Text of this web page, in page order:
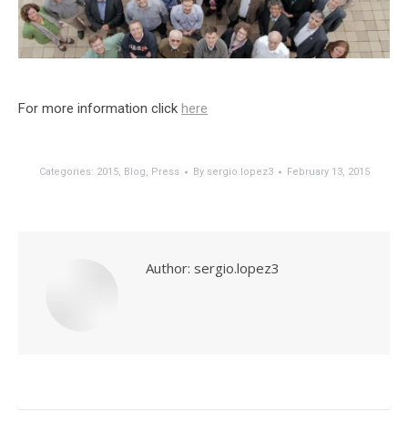
For more information click here
Categories: 2015, Blog, Press By sergio.lopez3 February 13, 2015
Author: sergio.lopez3